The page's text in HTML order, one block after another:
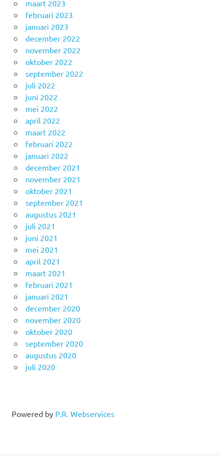
maart 2023
februari 2023
januari 2023
december 2022
november 2022
oktober 2022
september 2022
juli 2022
juni 2022
mei 2022
april 2022
maart 2022
februari 2022
januari 2022
december 2021
november 2021
oktober 2021
september 2021
augustus 2021
juli 2021
juni 2021
mei 2021
april 2021
maart 2021
februari 2021
januari 2021
december 2020
november 2020
oktober 2020
september 2020
augustus 2020
juli 2020
Powered by P.R. Webservices